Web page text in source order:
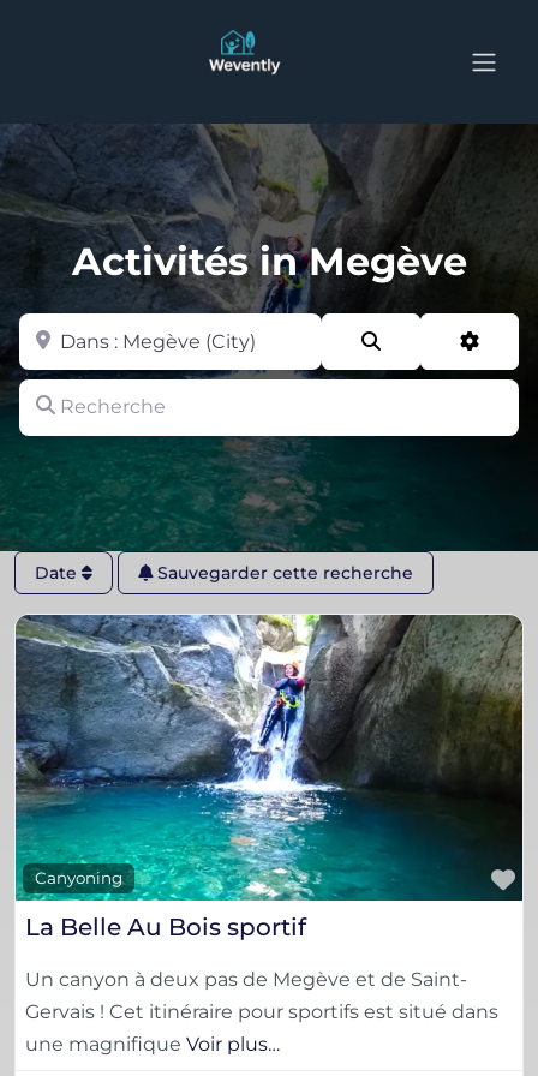
Activités in Megève
Recherche
Zone
Date Sauvegarder cette recherche
Canyoning
La Belle Au Bois sportif
Un canyon à deux pas de Megève et de Saint-
Gervais ! Cet itinéraire pour sportifs est situé dans
une magnifique Voir plus…